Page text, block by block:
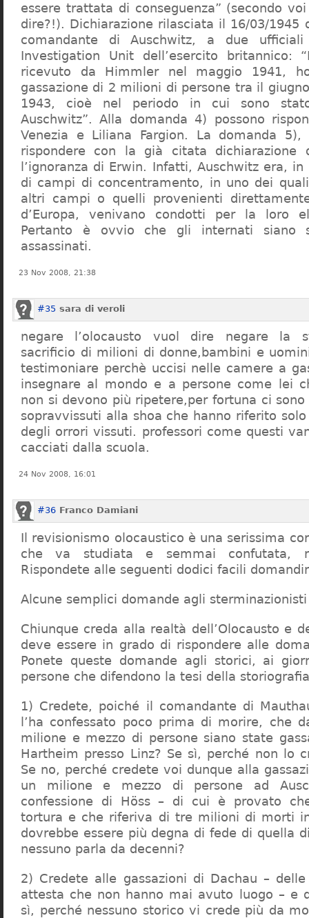
essere trattata di conseguenza” (secondo
dire?!). Dichiarazione rilasciata il 16/03/1945
comandante di Auschwitz, a due
Investigation Unit dell’esercito britannico:
ricevuto da Himmler nel maggio 1941,
gassazione di 2 milioni di persone tra il
1943, cioè nel periodo in cui sono
Auschwitz”. Alla domanda 4) possono
Venezia e Liliana Fargion. La domanda
rispondere con la già citata dichiarazione
l’ignoranza di Erwin. Infatti, Auschwitz era,
di campi di concentramento, in uno dei
altri campi o quelli provenienti
d’Europa, venivano condotti per la loro
Pertanto è ovvio che gli internati siano
assassinati.
23 Nov 2008, 21:38
#35 sara di veroli
negare l’olocausto vuol dire negare la
sacrificio di milioni di donne,bambini e
testimoniare perchè uccisi nelle camere a
insegnare al mondo e a persone come lei
non si devono più ripetere,per fortuna ci
sopravvissuti alla shoa che hanno riferito
degli orrori vissuti. professori come questi
cacciati dalla scuola.
24 Nov 2008, 16:01
#36 Franco Damiani
Il revisionismo olocaustico è una serissima
che va studiata e semmai confutata,
Rispondete alle seguenti dodici facili
Alcune semplici domande agli sterminazionisti
Chiunque creda alla realtà dell’Olocausto e
deve essere in grado di rispondere alle
Ponete queste domande agli storici, ai
persone che difendono la tesi della
1) Credete, poiché il comandante di
l’ha confessato poco prima di morire, che
milione e mezzo di persone siano state
Hartheim presso Linz? Se sì, perché non lo
Se no, perché credete voi dunque alla
un milione e mezzo di persone ad
confessione di Höss – di cui è provato
tortura e che riferiva di tre milioni di morti
dovrebbe essere più degna di fede di quella
nessuno parla da decenni?
2) Credete alle gassazioni di Dachau –
attesta che non hanno mai avuto luogo – e
sì, perché nessuno storico vi crede più da